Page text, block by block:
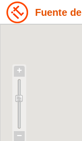
Fuente
+
−